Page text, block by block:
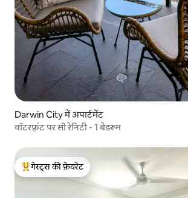
Darwin City में अपार्टमेंट
वॉटरफ़्रंट पर सी रेनिटी - 1 बेडरूम
गेस्ट्स का टॉप फ़ेवरेट
गेस्ट्स की फ़ेवरेट